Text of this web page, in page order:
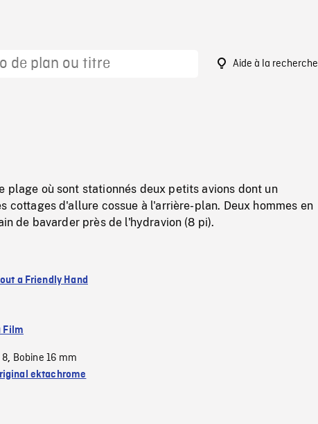
Aide à la recherche
plage où sont stationnés deux petits avions dont un
cottages d'allure cossue à l'arrière-plan. Deux hommes en
de bavarder près de l'hydravion (8 pi).
a Friendly Hand
Film
8, Bobine 16 mm
ektachrome